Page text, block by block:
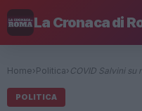
La Cronaca di
Home› Politica› COVID Salvini su
POLITICA